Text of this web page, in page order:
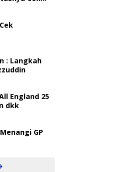
: Langkah
England 25
dkk
GP